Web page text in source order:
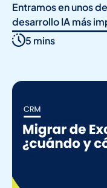
Entramos en unos
desarrollo IA más
5 mins